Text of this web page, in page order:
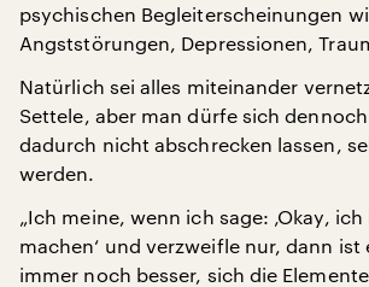
psychischen Begleiterscheinungen
Angststörungen, Depressionen,
Natürlich sei alles miteinander
Settele, aber man dürfe sich
dadurch nicht abschrecken lassen,
werden.
„Ich meine, wenn ich sage: ‚Okay,
machen‘ und verzweifle nur, dann ist
immer noch besser, sich die